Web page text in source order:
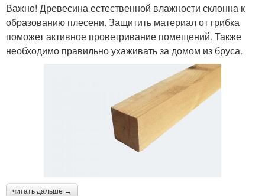
Важно! Древесина естественной влажности склонна к
образованию плесени. Защитить материал от грибка
поможет активное проветривание помещений. Также
необходимо правильно ухаживать за домом из бруса.
читать дальше →